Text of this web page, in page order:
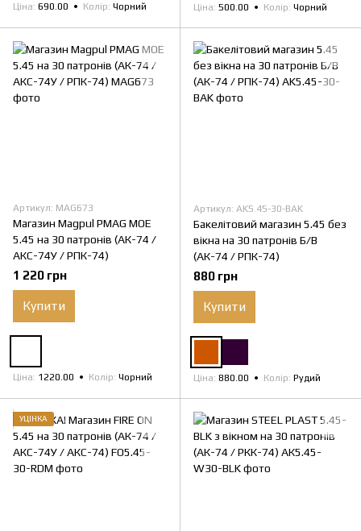
Ціна 690.00 Колір Чорний Ціна 500.00 Колір Чорний
Артикул: MAG673
Магазин Magpul PMAG MOE
5.45 на 30 патронів (АК-74 /
АКС-74У / РПК-74)
1 220 грн
Купити
Ціна 1220.00 Колір Чорний
Артикул: AK5.45-30-BAK
Бакелітовий магазин 5.45 без
вікна на 30 патронів Б/В
(АК-74 / РПК-74)
880 грн
Купити
Ціна 880.00 Колір Рудий
УЦІНКА